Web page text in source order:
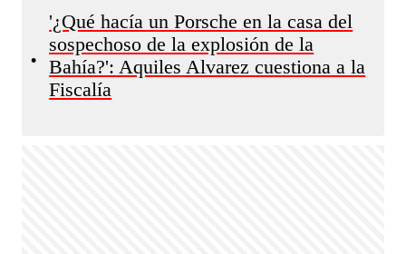
•
'¿Qué hacía un Porsche en la casa del
sospechoso de la explosión de la
Bahía?': Aquiles Alvarez cuestiona a la
Fiscalía